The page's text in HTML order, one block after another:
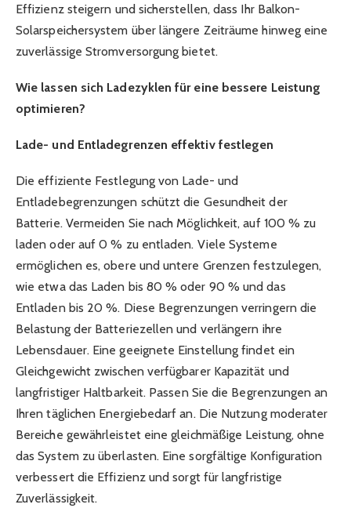
Effizienz steigern und sicherstellen, dass Ihr Balkon-
Solarspeichersystem über längere Zeiträume hinweg eine
zuverlässige Stromversorgung bietet.
Wie lassen sich Ladezyklen für eine bessere Leistung
optimieren?
Lade- und Entladegrenzen effektiv festlegen
Die effiziente Festlegung von Lade- und
Entladebegrenzungen schützt die Gesundheit der
Batterie. Vermeiden Sie nach Möglichkeit, auf 100 % zu
laden oder auf 0 % zu entladen. Viele Systeme
ermöglichen es, obere und untere Grenzen festzulegen,
wie etwa das Laden bis 80 % oder 90 % und das
Entladen bis 20 %. Diese Begrenzungen verringern die
Belastung der Batteriezellen und verlängern ihre
Lebensdauer. Eine geeignete Einstellung findet ein
Gleichgewicht zwischen verfügbarer Kapazität und
langfristiger Haltbarkeit. Passen Sie die Begrenzungen an
Ihren täglichen Energiebedarf an. Die Nutzung moderater
Bereiche gewährleistet eine gleichmäßige Leistung, ohne
das System zu überlasten. Eine sorgfältige Konfiguration
verbessert die Effizienz und sorgt für langfristige
Zuverlässigkeit.